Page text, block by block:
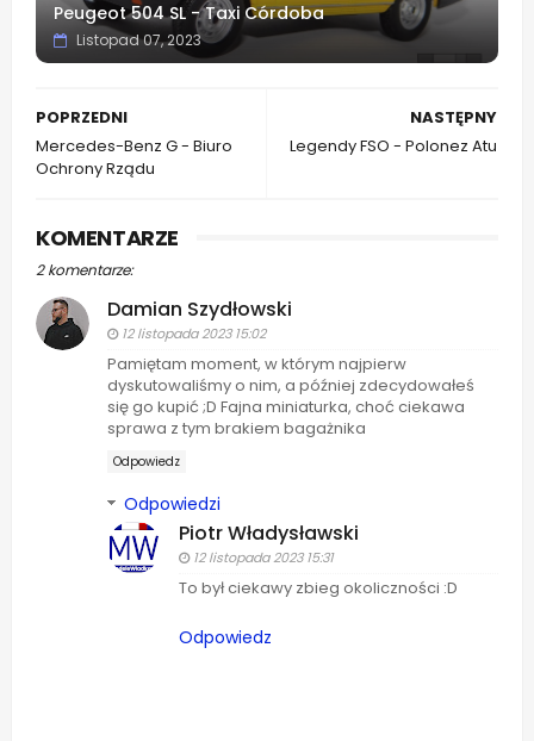
Peugeot 504 SL - Taxi Córdoba
Listopad 07, 2023
NASTĘPNY
Legendy FSO - Polonez Atu
POPRZEDNI
Mercedes-Benz G - Biuro
Ochrony Rządu
KOMENTARZE
2 komentarze:
Damian Szydłowski
12 listopada 2023 15:02
Pamiętam moment, w którym najpierw
dyskutowaliśmy o nim, a później zdecydowałeś
się go kupić ;D Fajna miniaturka, choć ciekawa
sprawa z tym brakiem bagażnika
Odpowiedz
Odpowiedzi
Piotr Władysławski
12 listopada 2023 15:31
To był ciekawy zbieg okoliczności :D
Odpowiedz